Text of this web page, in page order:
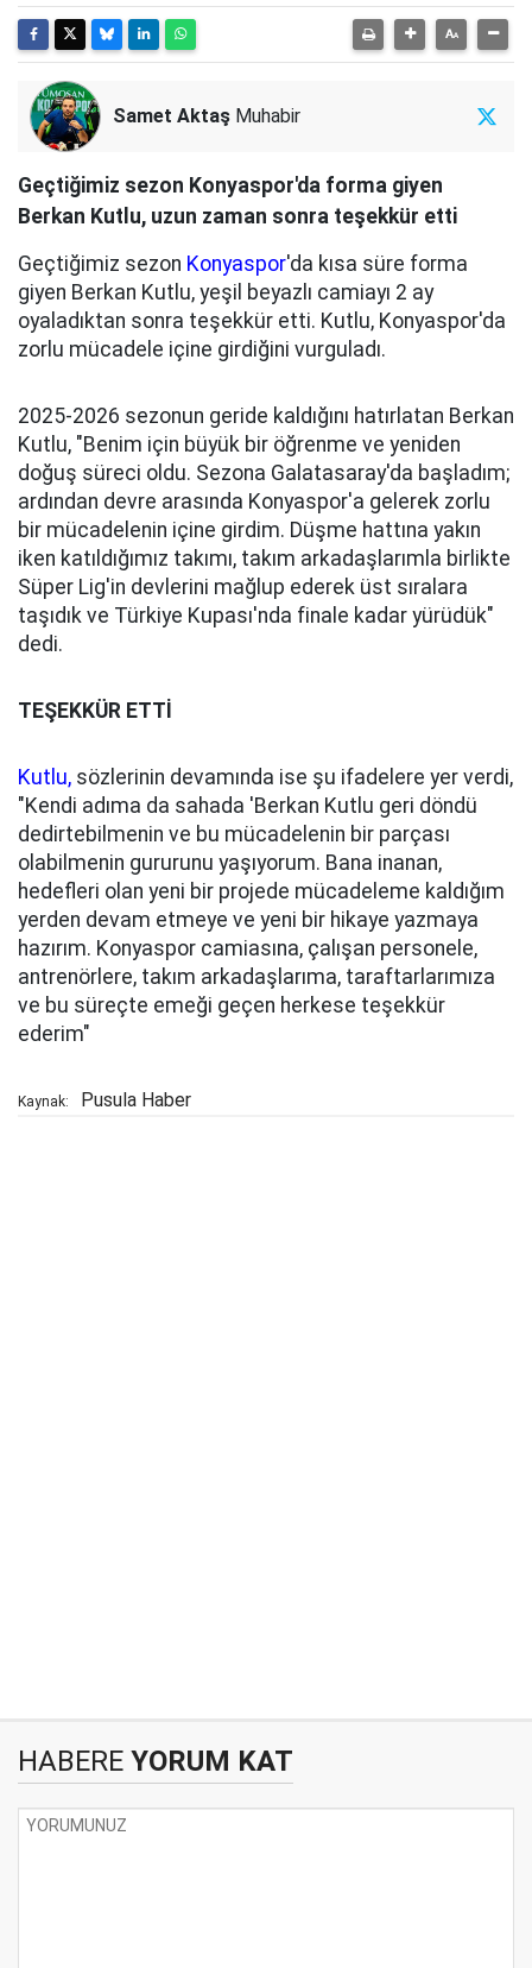
Samet Aktaş Muhabir
Geçtiğimiz sezon Konyaspor'da forma giyen
Berkan Kutlu, uzun zaman sonra teşekkür etti
Geçtiğimiz sezon Konyaspor'da kısa süre forma
giyen Berkan Kutlu, yeşil beyazlı camiayı 2 ay
oyaladıktan sonra teşekkür etti. Kutlu, Konyaspor'da
zorlu mücadele içine girdiğini vurguladı.
2025-2026 sezonun geride kaldığını hatırlatan Berkan
Kutlu, "Benim için büyük bir öğrenme ve yeniden
doğuş süreci oldu. Sezona Galatasaray'da başladım;
ardından devre arasında Konyaspor'a gelerek zorlu
bir mücadelenin içine girdim. Düşme hattına yakın
iken katıldığımız takımı, takım arkadaşlarımla birlikte
Süper Lig'in devlerini mağlup ederek üst sıralara
taşıdık ve Türkiye Kupası'nda finale kadar yürüdük"
dedi.
TEŞEKKÜR ETTİ
Kutlu, sözlerinin devamında ise şu ifadelere yer verdi,
"Kendi adıma da sahada 'Berkan Kutlu geri döndü
dedirtebilmenin ve bu mücadelenin bir parçası
olabilmenin gururunu yaşıyorum. Bana inanan,
hedefleri olan yeni bir projede mücadeleme kaldığım
yerden devam etmeye ve yeni bir hikaye yazmaya
hazırım. Konyaspor camiasına, çalışan personele,
antrenörlere, takım arkadaşlarıma, taraftarlarımıza
ve bu süreçte emeği geçen herkese teşekkür
ederim"
Kaynak: Pusula Haber
HABERE YORUM KAT